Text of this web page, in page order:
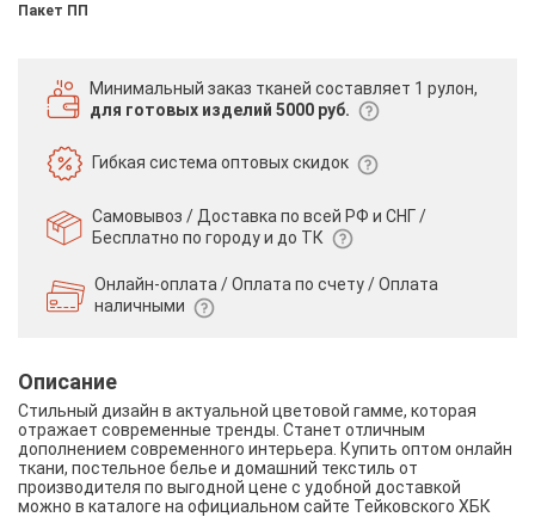
Пакет ПП
Минимальный заказ тканей составляет 1 рулон,
для готовых изделий 5000 руб.
Гибкая системаоптовых скидок
Самовывоз / Доставка по всей РФ и СНГ /
Бесплатно по городу и до ТК
Онлайн-оплата / Оплата по счету /Оплата
наличными
Описание
Стильный дизайн в актуальной цветовой гамме, которая
отражает современные тренды. Станет отличным
дополнением современного интерьера. Купить оптом онлайн
ткани, постельное белье и домашний текстиль от
производителя по выгодной цене с удобной доставкой
можно в каталоге на официальном сайте Тейковского ХБК